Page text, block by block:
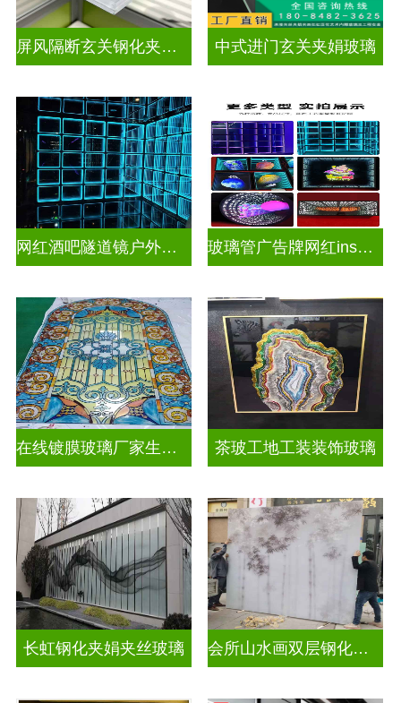
屏风隔断玄关钢化夹胶艺术玻璃 中式进门玄关夹娟玻璃
网红酒吧隧道镜户外门头招牌深渊镜千层镜 玻璃管广告牌网红ins灯带造型装饰千层镜深渊镜
在线镀膜玻璃厂家生产安装 茶玻工地工装装饰玻璃
长虹钢化夹娟夹丝玻璃 会所山水画双层钢化夹胶